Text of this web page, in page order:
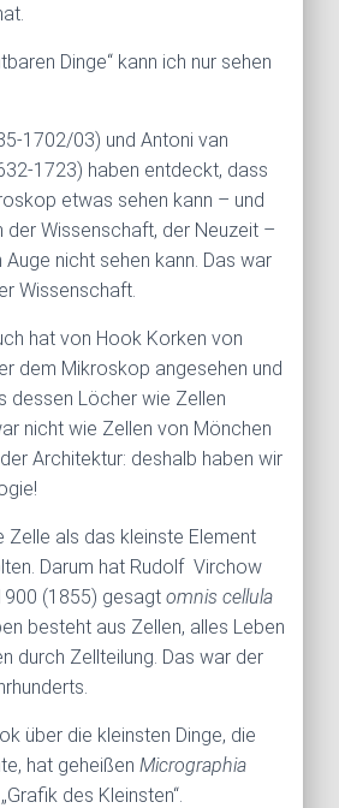
Dinge“ kann ich nur sehen
1702/03) und Antoni van
1723) haben entdeckt, dass
etwas sehen kann – und
der Wissenschaft, der Neuzeit –
nicht sehen kann. Das war
Wissenschaft.
hat von Hook Korken von
dem Mikroskop angesehen und
dessen Löcher wie Zellen
nicht wie Zellen von Mönchen
Architektur: deshalb haben wir
Zelle als das kleinste Element
Darum hat Rudolf Virchow
(1855) gesagt omnis cellula
besteht aus Zellen, alles Leben
durch Zellteilung. Das war der
über die kleinsten Dinge, die
hat geheißen Micrographia
des Kleinsten“.